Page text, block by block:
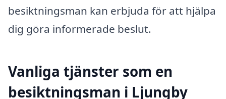
besiktningsman kan erbjuda för att hjälpa
dig göra informerade beslut.
Vanliga tjänster som en
besiktningsman i Ljungby